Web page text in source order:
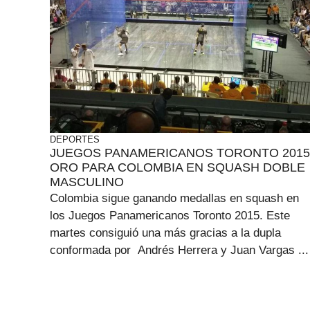
DEPORTES
JUEGOS PANAMERICANOS TORONTO
ORO PARA COLOMBIA EN SQUASH DOBLE
MASCULINO
Colombia sigue ganando medallas en squash en
los Juegos Panamericanos Toronto 2015. Este
martes consiguió una más gracias a la dupla
conformada por Andrés Herrera y Juan Vargas ...